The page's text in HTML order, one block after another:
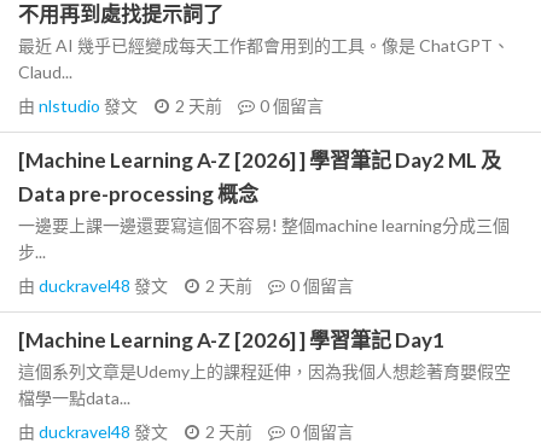
不用再到處找提示詞了
最近 AI 幾乎已經變成每天工作都會用到的工具。像是 ChatGPT、
Claud...
由 nlstudio 發文 2 天前 0個留言
[Machine Learning A-Z [2026] ] 學習筆記 Day2 ML 及
Data pre-processing 概念
一邊要上課一邊還要寫這個不容易! 整個machine learning分成三個
步...
由 duckravel48 發文 2 天前 0個留言
[Machine Learning A-Z [2026] ] 學習筆記 Day1
這個系列文章是Udemy上的課程延伸，因為我個人想趁著育嬰假空
檔學一點data...
由 duckravel48 發文 2 天前 0個留言